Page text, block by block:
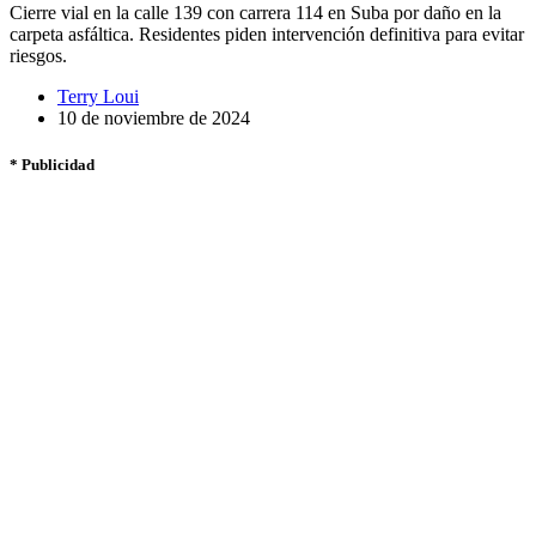
Cierre vial en la calle 139 con carrera 114 en Suba por daño en la
carpeta asfáltica. Residentes piden intervención definitiva para evitar
riesgos.
Terry Loui
10 de noviembre de 2024
* Publicidad